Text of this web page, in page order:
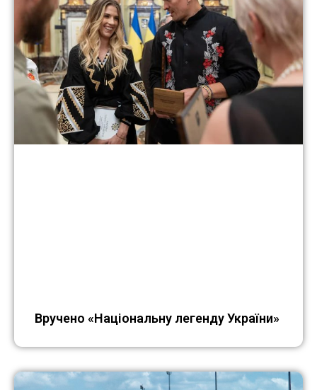
Вручено «Національну легенду України»